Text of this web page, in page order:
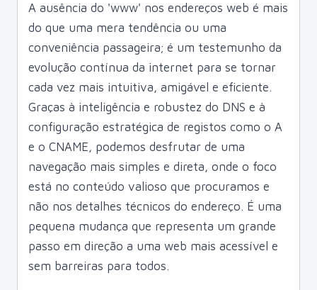
A ausência do 'www' nos endereços web é mais
do que uma mera tendência ou uma
conveniência passageira; é um testemunho da
evolução contínua da internet para se tornar
cada vez mais intuitiva, amigável e eficiente.
Graças à inteligência e robustez do DNS e à
configuração estratégica de registos como o A
e o CNAME, podemos desfrutar de uma
navegação mais simples e direta, onde o foco
está no conteúdo valioso que procuramos e
não nos detalhes técnicos do endereço. É uma
pequena mudança que representa um grande
passo em direção a uma web mais acessível e
sem barreiras para todos.